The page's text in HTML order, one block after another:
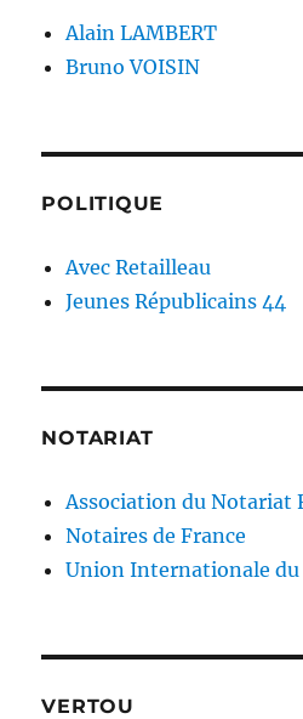
Alain LAMBERT
Bruno VOISIN
POLITIQUE
Avec Retailleau
Jeunes Républicains 44
NOTARIAT
Association du Notariat
Notaires de France
Union Internationale
VERTOU